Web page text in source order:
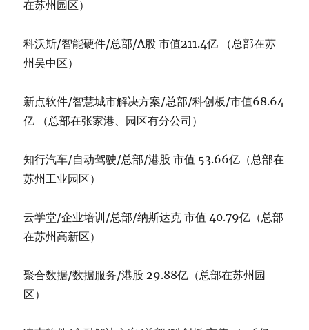
在苏州园区）
科沃斯/智能硬件/总部/A股 市值211.4亿 （总部在苏
州吴中区）
新点软件/智慧城市解决方案/总部/科创板/市值68.64
亿 （总部在张家港、园区有分公司）
知行汽车/自动驾驶/总部/港股 市值 53.66亿（总部在
苏州工业园区）
云学堂/企业培训/总部/纳斯达克 市值 40.79亿（总部
在苏州高新区）
聚合数据/数据服务/港股 29.88亿（总部在苏州园
区）